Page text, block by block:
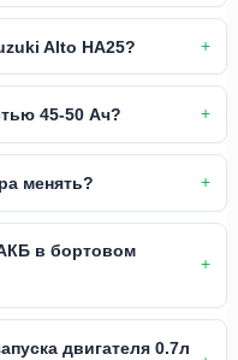
Alto HA25?
45-50 Ач?
менять?
в бортовом
двигателя 0.7л